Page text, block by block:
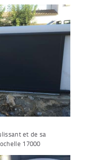
et de sa
17000